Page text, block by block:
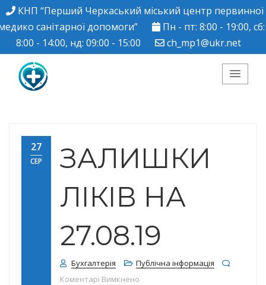
КНП “Перший Черкаський міський центр первинної
санітарної допомоги”
Пн - пт: 8:00 - 19:00, сб:
8:00 - 14:00, нд: 09:00 - 15:00
ch_mp1@ukr.net
Черкаський міський
центр ПМСД"
27
СЕР
ЗАЛИШКИ
ЛІКІВ НА
27.08.19
Бухгалтерія
Публічна інформація
Коментарі Вимкнено